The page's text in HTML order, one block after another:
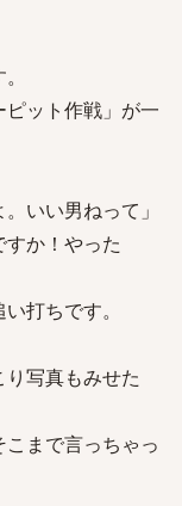
ピット作戦」が一
いい男ねって」
すか！やった
打ちです。
り写真もみせた
こまで言っちゃっ